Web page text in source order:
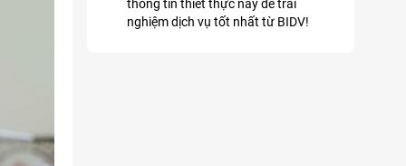
thông tin thiết thực này để trải
nghiệm dịch vụ tốt nhất từ BIDV!